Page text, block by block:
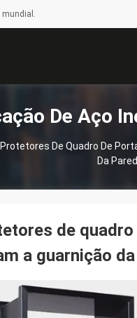
mundial.
De Aço
De Quadro De
Da
de
a guarnição